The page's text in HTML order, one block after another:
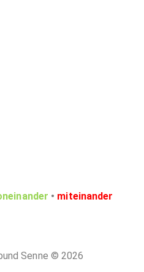
• miteinander
Senne © 2026